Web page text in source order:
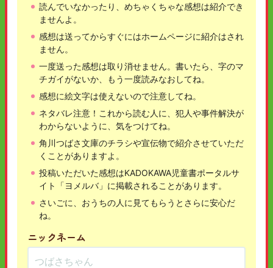
読んでいなかったり、めちゃくちゃな感想は紹介でき
ませんよ。
感想は送ってからすぐにはホームページに紹介はされ
ません。
一度送った感想は取り消せません。書いたら、字のマ
チガイがないか、もう一度読みなおしてね。
感想に絵文字は使えないので注意してね。
ネタバレ注意！これから読む人に、犯人や事件解決が
わからないように、気をつけてね。
角川つばさ文庫のチラシや宣伝物で紹介させていただ
くことがありますよ。
投稿いただいた感想はKADOKAWA児童書ポータルサ
イト「ヨメルバ」に掲載されることがあります。
さいごに、おうちの人に見てもらうとさらに安心だ
ね。
ニックネーム